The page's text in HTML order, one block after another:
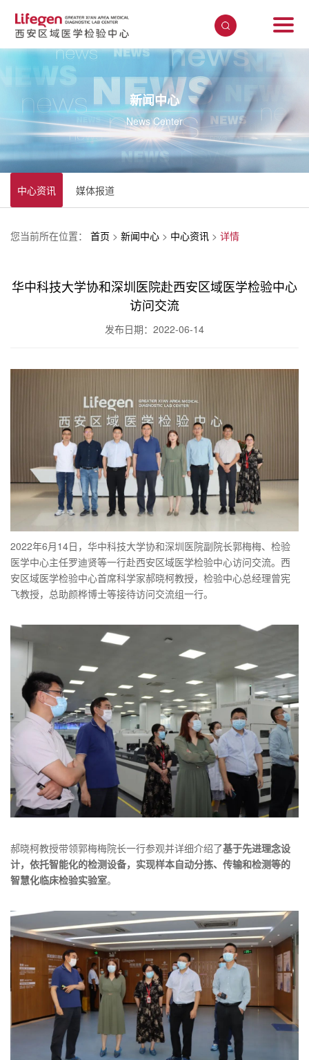
新闻中心
News Center
中心资讯 媒体报道
您当前所在位置： 首页 > 新闻中心 > 中心资讯 > 详情
华中科技大学协和深圳医院赴西安区域医学检验中心
访问交流
发布日期：2022-06-14
2022年6月14日，华中科技大学协和深圳医院副院长郭梅梅、检验
医学中心主任罗迪贤等一行赴西安区域医学检验中心访问交流。西
安区域医学检验中心首席科学家郝晓柯教授，检验中心总经理曾宪
飞教授，总助颜桦博士等接待访问交流组一行。
郝晓柯教授带领郭梅梅院长一行参观并详细介绍了基于先进理念设
计， 依托智能化的检测设备，实现样本自动分拣、传输和检测等的
智慧化临床检验实验室。